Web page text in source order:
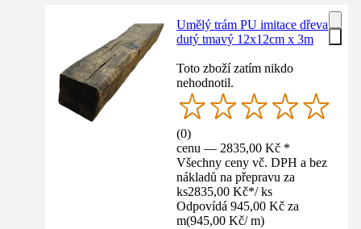
Umělý trám PU imitace dřeva
dutý tmavý 12x12cm x 3m
Toto zboží zatím nikdo
nehodnotil.
(0)
cenu — 2835,00 Kč *
Všechny ceny vč. DPH a bez
nákladů na přepravu za
ks2835,00 Kč*/ ks
Odpovídá 945,00 Kč za
m(945,00 Kč/ m)